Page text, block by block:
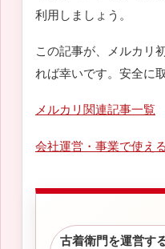
利用しましょう。
この記事が、メルカリ
れば幸いです。安全に
メルカリ関連記事一覧
会社運営・事業で使え
古着衛門を運営す